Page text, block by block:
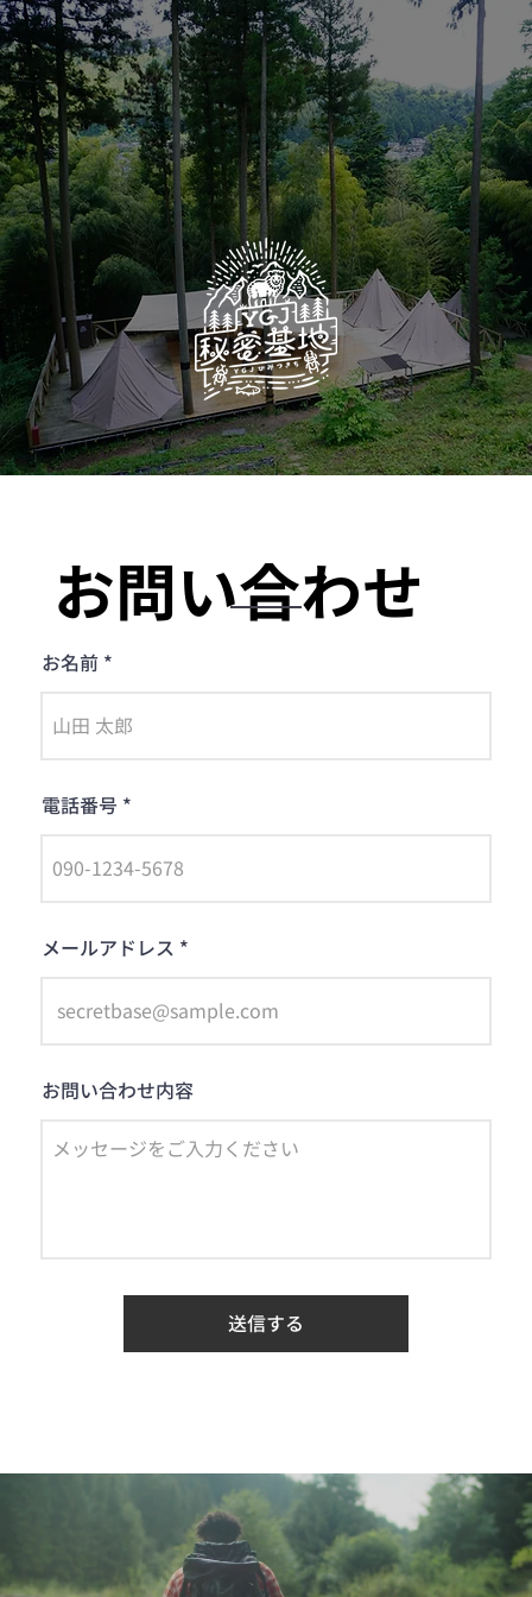
お名前
メールアドレス
電話番号
お問い合わせ内容
送信する
お問い合わせ